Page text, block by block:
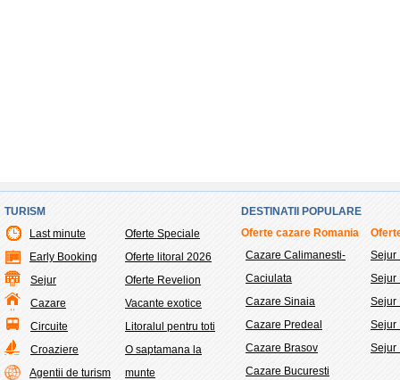
TURISM
Last minute
Early Booking
Sejur
Cazare
Circuite
Croaziere
Agentii de turism
Oferte Speciale
Oferte litoral 2026
Oferte Revelion
Vacante exotice
Litoralul pentru toti
O saptamana la
munte
DESTINATII POPULARE
Oferte cazare Romania
Cazare Calimanesti-
Caciulata
Cazare Sinaia
Cazare Predeal
Cazare Brasov
Cazare Bucuresti
Sejur
Sejur
Sejur
Sejur
Sejur